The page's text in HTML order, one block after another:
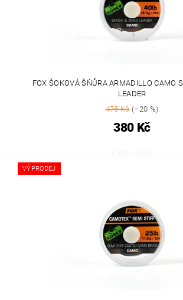
FOX ŠOKOVÁ ŠŇŮRA ARMADILLO CAMO
LEADER
475 Kč(–20 %)
380 Kč
VÝPRODEJ